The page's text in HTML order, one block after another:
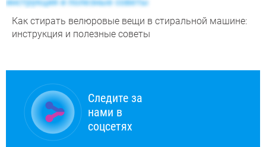
Как стирать велюровые вещи в стиральной машине:
инструкция и полезные советы
Следите за
нами в
соцсетях